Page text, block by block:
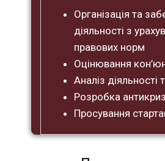
Організація та
діяльності з
правових норм
Оцінювання
Аналіз діяльності
Розробка
Просування